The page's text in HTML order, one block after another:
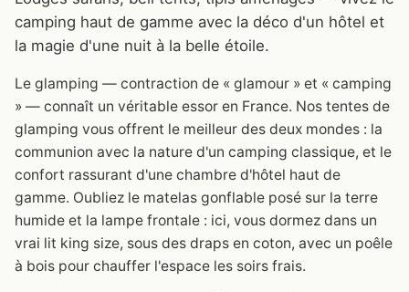
camping haut de gamme avec la déco d'un hôtel et
la magie d'une nuit à la belle étoile.
Le glamping — contraction de « glamour » et « camping
» — connaît un véritable essor en France. Nos tentes de
glamping vous offrent le meilleur des deux mondes : la
communion avec la nature d'un camping classique, et le
confort rassurant d'une chambre d'hôtel haut de
gamme. Oubliez le matelas gonflable posé sur la terre
humide et la lampe frontale : ici, vous dormez dans un
vrai lit king size, sous des draps en coton, avec un poêle
à bois pour chauffer l'espace les soirs frais.